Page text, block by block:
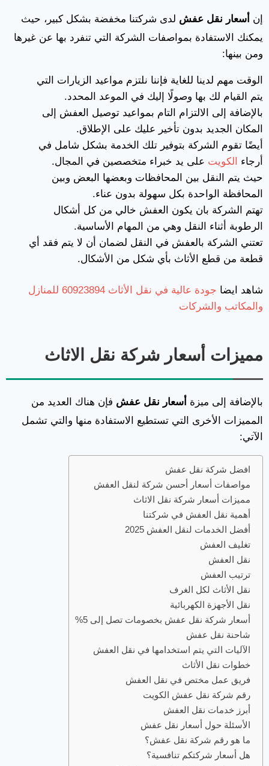
إن أسعار نقل عفش لدى شركتنا مخفضة بشكل كبير، حيث
يمكنك الاستفادة بمواصفات الشركة التي تنفرد بها عن غيرها
ومن بينها:
الوقت مهم لدينا للغاية فإننا نلتزم مواعيد الزيارات التي
يتم القيام لك بها وصولًا إليك في الموعد المحدد.
بالإضافة إلى الالتزام التام بمواعيد توصيل العفش إلى
المكان الجديد بدون تأخير عليك على الإطلاق.
أيضًا تقوم الشركة بتوفير تلك الخدمة بشكل شامل في
أرجاء
الكويت على يد خبراء متخصصين في المجال.
حيث يتم النقل بين المحافظات وبعضها البعض وبين
المحافظة الواحدة بكل سهولة بدون عناء.
تهتم الشركة بان يكون العفش خالي من كل أشكال
الرطوبة أثناء النقل وهي من المهام الأساسية.
تعتني الشركة بالعفش في النقل لضمان أن لا يتم فقد أي
قطعة من قطع الأثاث بأي شكل من الأشكال.
شاهد ايضا
جودة عالية في نقل الأثاث 60923894 للمنازل
والمكاتب والشركات
مميزات أسعار شركة نقل الاثاث
بالإضافة إلى ميزة أسعار نقل عفش فإن هناك العديد من
المميزات الأخرى التي تستطيع الاستفادة منها والتي تشمل
الآتي:
افضل شركة نقل عفش
مواصفات أسعار أحسن شركة لنقل العفش
مميزات أسعار شركة نقل الاثاث
أهمية نقل العفش في شركتنا
أفضل الخدمات لنقل العفش 2025
تغليف العفش
نقل العفش
ترتيب العفش
نقل الأثاث لكل الغرف
نقل الأجهزة الكهربائية
أسعار شركة نقل عفش بخصومات تصل إلى 5%
شاحنة نقل عفش
الآليات التي يتم استخدامها في نقل العفش
خطوات نقل الأثاث
فريق عمل مختص في نقل العفش
رقم شركة نقل عفش الكويت
أبرز خدمات نقل العفش
الأسئلة حول أسعار نقل عفش
ما هو رقم شركة نقل عفش؟
هل أسعار شركتكم تنافسية؟